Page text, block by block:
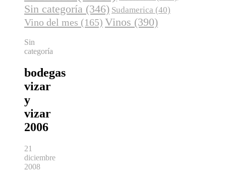
Sin categoría (346) Sudamerica (40)
Vino del mes (165) Vinos (390)
Sin
categoría
bodegas
vizar
y
vizar
2006
21
diciembre
2008